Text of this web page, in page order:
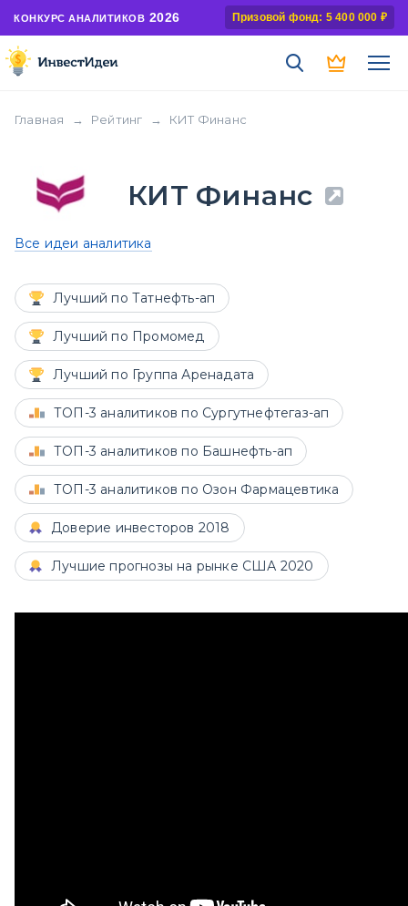
КОНКУРС АНАЛИТИКОВ 2026 Призовой фонд: 5 400 000 ₽
Главная → Рейтинг → КИТ Финанс
КИТ Финанс
Все идеи аналитика
Лучший по Татнефть-ап
Лучший по Промомед
Лучший по Группа Аренадата
ТОП-3 аналитиков по Сургутнефтегаз-ап
ТОП-3 аналитиков по Башнефть-ап
ТОП-3 аналитиков по Озон Фармацевтика
Доверие инвесторов 2018
Лучшие прогнозы на рынке США 2020